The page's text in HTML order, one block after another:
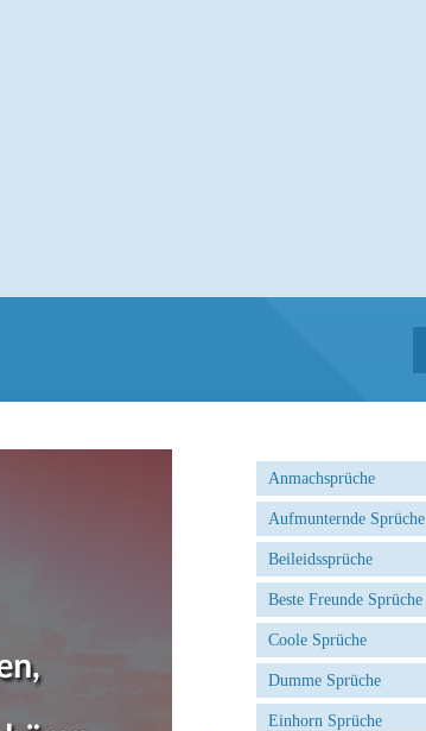
Anmachsprüche
Aufmunternde Sprüche
Beileidssprüche
Beste Freunde Sprüche
Coole Sprüche
Dumme Sprüche
Einhorn Sprüche